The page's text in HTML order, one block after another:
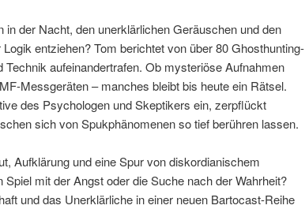
in der Nacht, den unerklärlichen Geräuschen und den
entziehen? Tom berichtet von über 80 Ghosthunting-
Technik aufeinandertrafen. Ob mysteriöse Aufnahmen
Messgeräten – manches bleibt bis heute ein Rätsel.
des Psychologen und Skeptikers ein, zerpflückt
sich von Spukphänomenen so tief berühren lassen.
Aufklärung und eine Spur von diskordianischem
mit der Angst oder die Suche nach der Wahrheit?
und das Unerklärliche in einer neuen Bartocast-Reihe